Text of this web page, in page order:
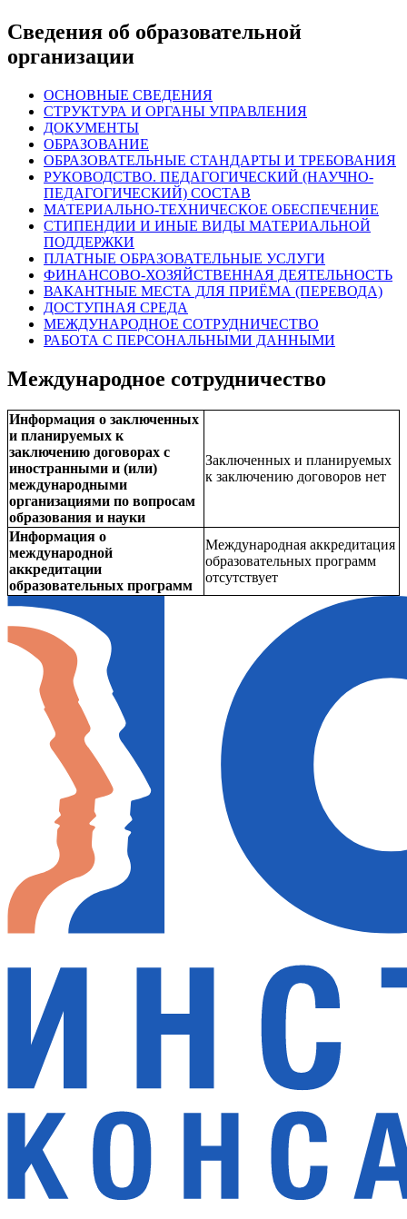
Сведения об образовательной
организации
ОСНОВНЫЕ СВЕДЕНИЯ
СТРУКТУРА И ОРГАНЫ УПРАВЛЕНИЯ
ДОКУМЕНТЫ
ОБРАЗОВАНИЕ
ОБРАЗОВАТЕЛЬНЫЕ СТАНДАРТЫ И ТРЕБОВАНИЯ
РУКОВОДСТВО. ПЕДАГОГИЧЕСКИЙ (НАУЧНО-
ПЕДАГОГИЧЕСКИЙ) СОСТАВ
МАТЕРИАЛЬНО-ТЕХНИЧЕСКОЕ ОБЕСПЕЧЕНИЕ
СТИПЕНДИИ И ИНЫЕ ВИДЫ МАТЕРИАЛЬНОЙ
ПОДДЕРЖКИ
ПЛАТНЫЕ ОБРАЗОВАТЕЛЬНЫЕ УСЛУГИ
ФИНАНСОВО-ХОЗЯЙСТВЕННАЯ ДЕЯТЕЛЬНОСТЬ
ВАКАНТНЫЕ МЕСТА ДЛЯ ПРИЁМА (ПЕРЕВОДА)
ДОСТУПНАЯ СРЕДА
МЕЖДУНАРОДНОЕ СОТРУДНИЧЕСТВО
РАБОТА С ПЕРСОНАЛЬНЫМИ ДАННЫМИ
Международное сотрудничество
Информация о заключенных
и планируемых к
заключению договорах с
иностранными и (или)
международными
организациями по вопросам
образования и науки
Заключенных и планируемых
к заключению договоров нет
Информация о
международной
аккредитации
образовательных программ
Международная аккредитация
образовательных программ
отсутствует